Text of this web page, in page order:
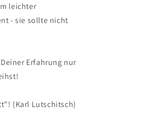
leichter
- sie sollte nicht
Erfahrung nur
(Karl Lutschitsch)